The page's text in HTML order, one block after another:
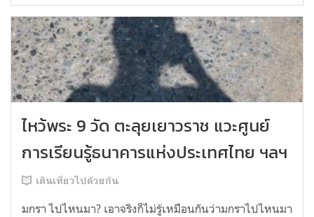
ไหว้พระ 9 วัด ตะลุยเยาวราช แวะศูนย์
การเรียนรู้ธนาคารแห่งประเทศไทย ฯลฯ
เดินเที่ยวไปด้วยกัน
มกรา ไปไหนมา? เอาจริงก็ไม่รู้เหมือนกันว่ามกราไปไหนมา